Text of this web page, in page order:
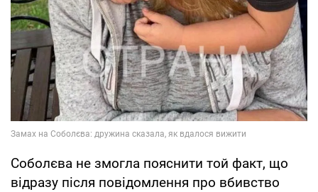
Соболєва не змогла пояснити той факт, що
відразу після повідомлення про вбивство